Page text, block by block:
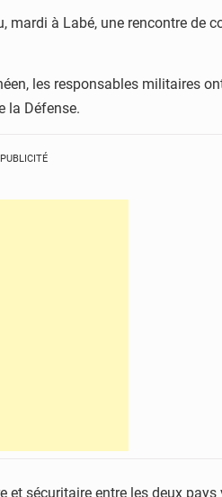
à Labé, une rencontre de
les responsables militaires
la Défense.
sécuritaire entre les deux